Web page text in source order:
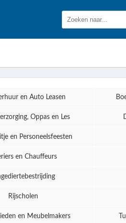
en Auto Leasen
Oppas en Les
en Personeelsfeesten
en Chauffeurs
Rijscholen
en Meubelmakers